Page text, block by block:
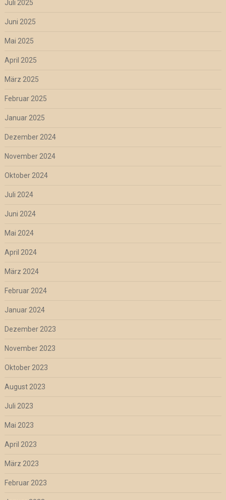
Juli 2025
Juni 2025
Mai 2025
April 2025
März 2025
Februar 2025
Januar 2025
Dezember 2024
November 2024
Oktober 2024
Juli 2024
Juni 2024
Mai 2024
April 2024
März 2024
Februar 2024
Januar 2024
Dezember 2023
November 2023
Oktober 2023
August 2023
Juli 2023
Mai 2023
April 2023
März 2023
Februar 2023